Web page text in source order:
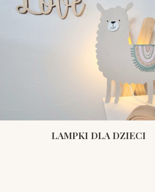
LAMPKI DLA DZIECI